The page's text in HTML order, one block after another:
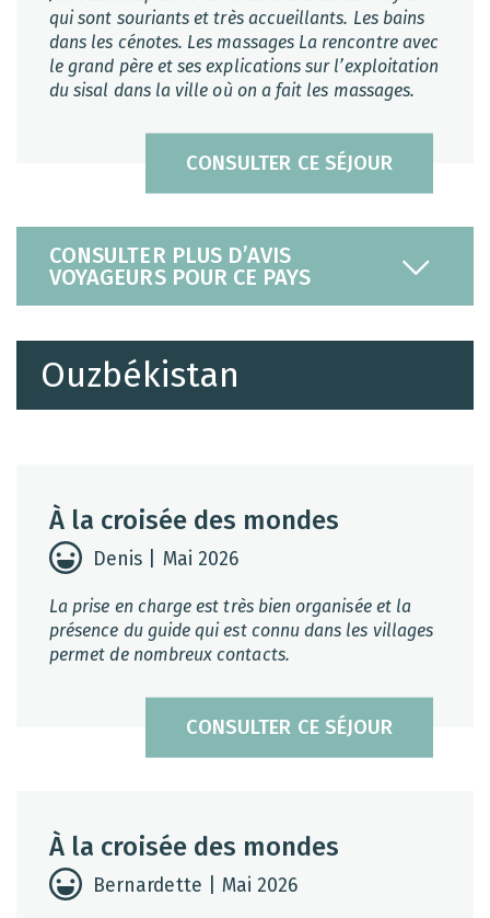
CONSULTER CE SÉJOUR
qui sont souriants et très accueillants. Les bains
dans les cénotes. Les massages La rencontre avec
le grand père et ses explications sur l’exploitation
du sisal dans la ville où on a fait les massages.
CONSULTER PLUS D’AVIS
VOYAGEURS POUR CE PAYS
Ouzbékistan
À la croisée des mondes
Denis | Mai 2026
CONSULTER CE SÉJOUR
La prise en charge est très bien organisée et la
présence du guide qui est connu dans les villages
permet de nombreux contacts.
À la croisée des mondes
Bernardette | Mai 2026